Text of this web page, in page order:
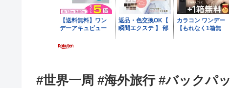
#世界一周 #海外旅行 #バックパ